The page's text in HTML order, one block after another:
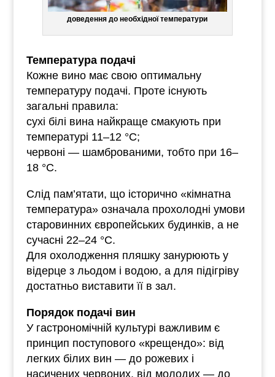
доведення до необхідної температури
Температура подачі
Кожне вино має свою оптимальну
температуру подачі. Проте існують
загальні правила:
сухі білі вина найкраще смакують при
температурі 11–12 °С;
червоні — шамброваними, тобто при 16–
18 °С.
Слід пам’ятати, що історично «кімнатна
температура» означала прохолодні умови
старовинних європейських будинків, а не
сучасні 22–24 °С.
Для охолодження пляшку занурюють у
відерце з льодом і водою, а для підігріву
достатньо виставити її в зал.
Порядок подачі вин
У гастрономічній культурі важливим є
принцип поступового «крещендо»: від
легких білих вин — до рожевих і
насичених червоних, від молодих — до